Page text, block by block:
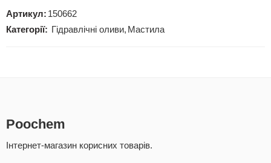
Артикул: 150662
Категорії: Гідравлічні оливи, Мастила
Poochem
Інтернет-магазин корисних товарів.